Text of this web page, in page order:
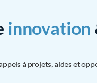
innovation
appels à projets, aides et